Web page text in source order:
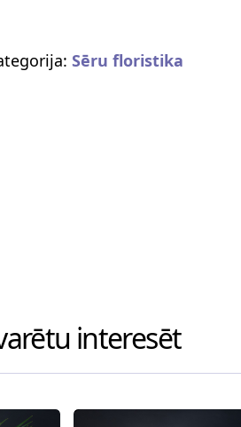
Sēru floristika
interesēt